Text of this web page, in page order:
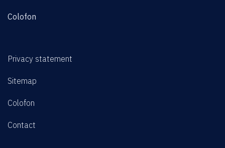
Colofon
Privacy statement
Sitemap
Colofon
Contact